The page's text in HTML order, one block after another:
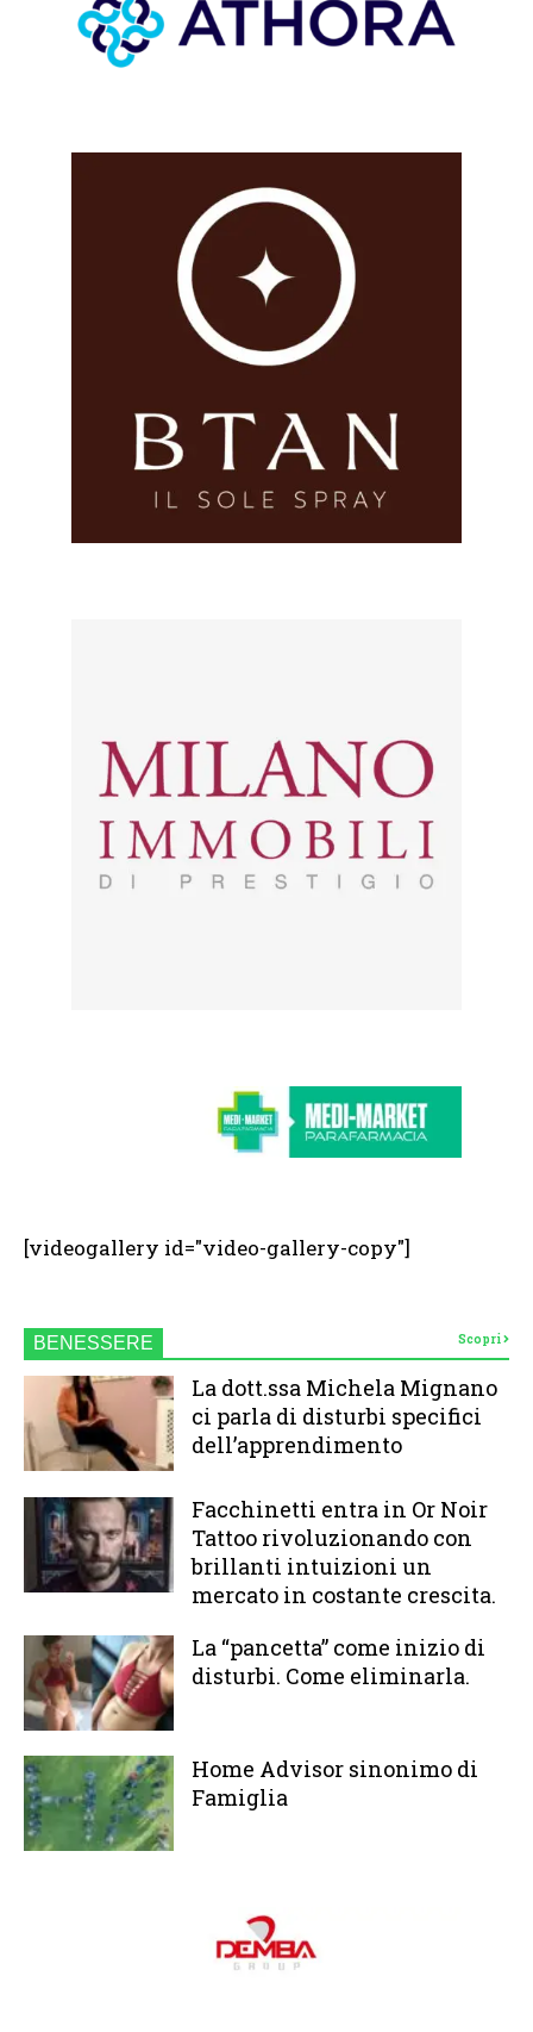
[videogallery id="video-gallery-copy"]
BENESSERE Scopri
La dott.ssa Michela Mignano
ci parla di disturbi specifici
dell’apprendimento
Facchinetti entra in Or Noir
Tattoo rivoluzionando con
brillanti intuizioni un
mercato in costante crescita.
La “pancetta” come inizio di
disturbi. Come eliminarla.
Home Advisor sinonimo di
Famiglia